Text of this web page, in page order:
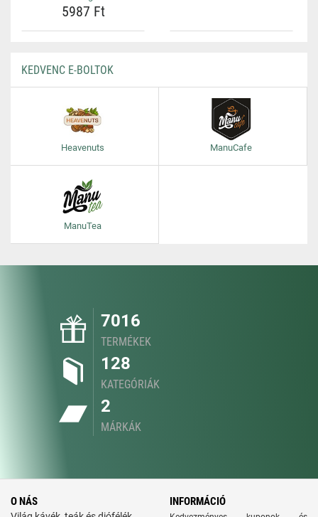
5987 Ft
KEDVENC E-BOLTOK
Heavenuts ManuCafe
ManuTea
7016
TERMÉKEK
128
KATEGÓRIÁK
2
MÁRKÁK
O NÁS INFORMÁCIÓ